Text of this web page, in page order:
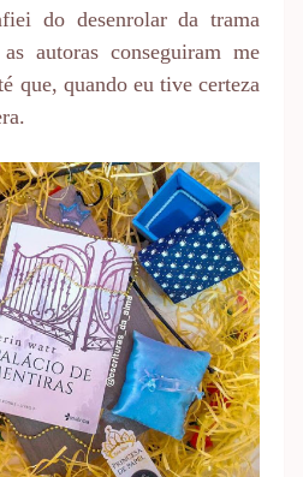
do desenrolar da trama
autoras conseguiram me
que, quando eu tive certeza